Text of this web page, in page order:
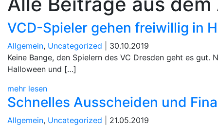
VCD-Spieler gehen freiwillig in
Allgemein, Uncategorized | 30.10.2019
Keine Bange, den Spielern des VC Dresden geht es
Halloween und […]
mehr lesen
Schnelles Ausscheiden und
Allgemein, Uncategorized | 21.05.2019